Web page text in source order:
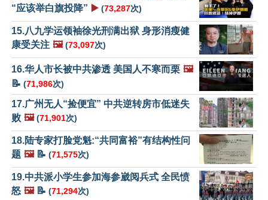
“应该举白旗投降” ▶️ (73,287次)
15.八九学运领袖徐光刑满出狱 身形消瘦健
康受关注 🖼️ (73,097次)
16.华人市长被中共渗透 美国人不寒而栗 🖼️
📝 (71,986次)
17.广州无人“捡便宜” 中共逆转房市低迷失
败 🖼️ (71,901次)
18.陆专家打脸党魁:“共同富裕”有结构性问
题 🖼️📝 (71,575次)
19.中共派小学生参加海参崴阅兵式 全民愤
怒 🖼️📝 (71,294次)